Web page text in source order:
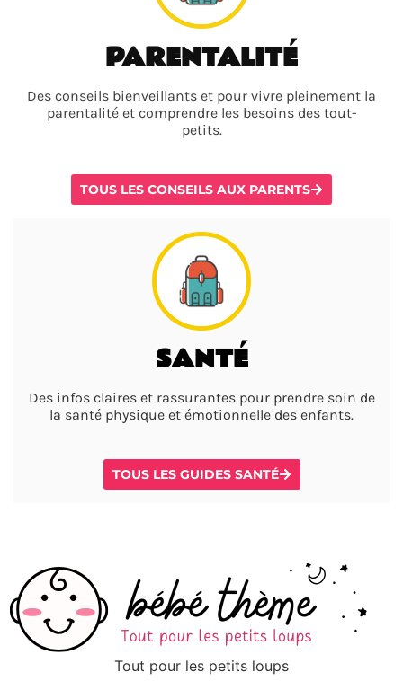
PARENTALITÉ
Des conseils bienveillants et pour vivre pleinement la
parentalité et comprendre les besoins des tout-
petits.
TOUS LES CONSEILS AUX PARENTS
SANTÉ
Des infos claires et rassurantes pour prendre soin de
la santé physique et émotionnelle des enfants.
TOUS LES GUIDES SANTÉ
Tout pour les petits loups